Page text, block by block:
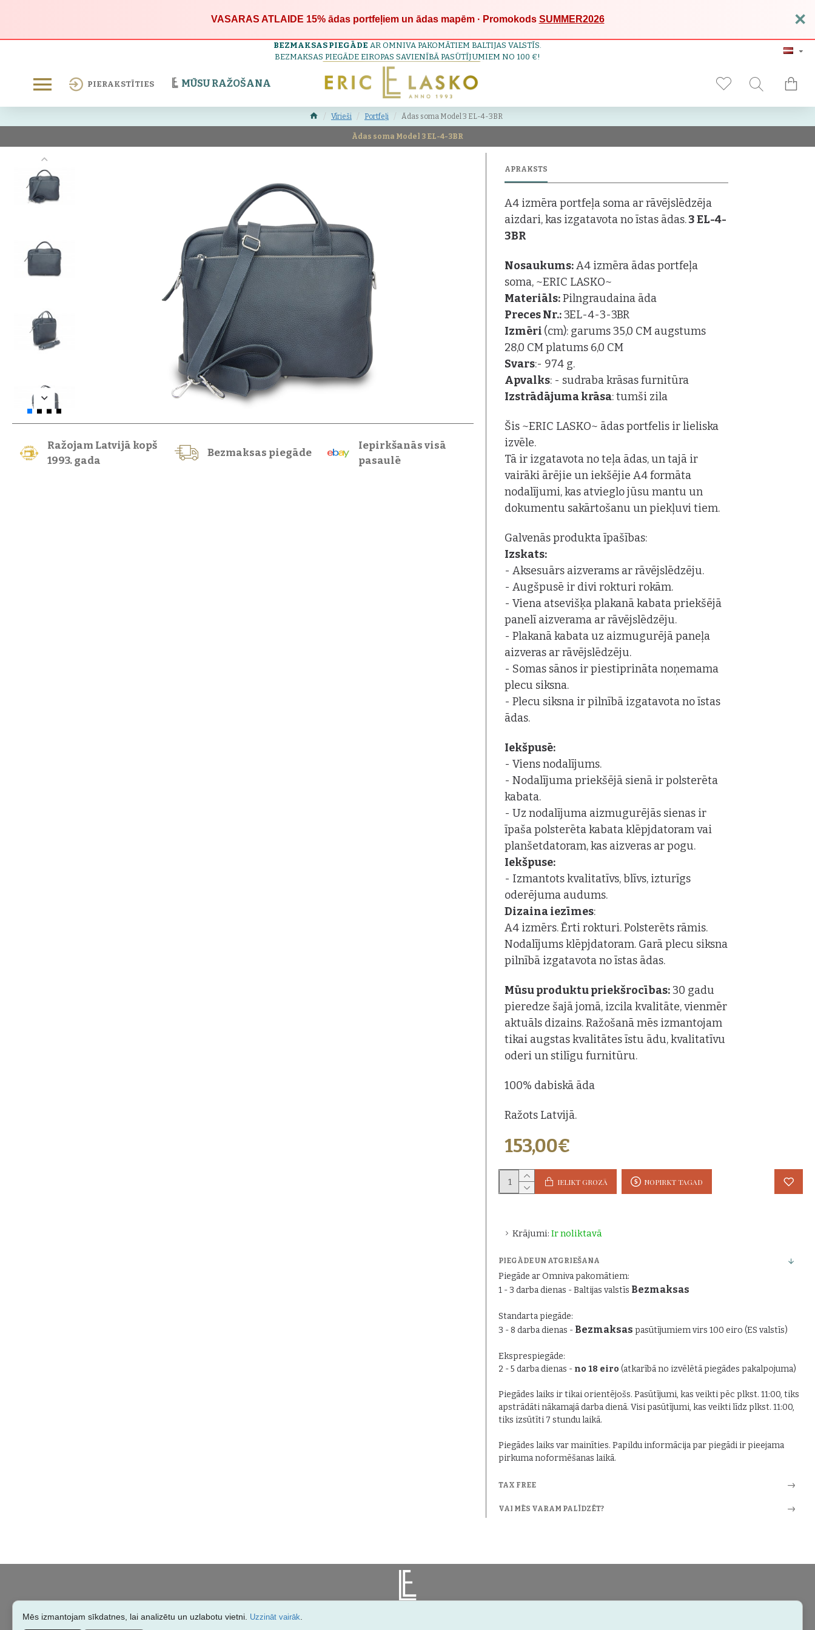
VASARAS ATLAIDE 15%ādas portfeļiem un ādas mapēm · Promokods SUMMER2026 ×
BEZMAKSAS PIEGĀDE AR OMNIVA PAKOMĀTIEM BALTIJAS VALSTĪS.
BEZMAKSAS PIEGĀDE EIROPAS SAVIENĪBĀ PASŪTĪJUMIEM NO 100 €!
PIERAKSTĪTIES MŪSU RAŽOŠANA
Vīrieši Portfeļi Ādas soma Model 3 EL-4-3BR
Ādas soma Model 3 EL-4-3BR
Ražojam Latvijā kopš
1993. gada
Bezmaksas piegāde
Iepirkšanās visā
pasaulē
APRAKSTS
A4 izmēra portfeļa soma ar rāvējslēdzēja
aizdari, kas izgatavota no īstas ādas.3 EL-4-
3BR
Nosaukums:A4 izmēra ādas portfeļa
soma, ~ERIC LASKO~
Materiāls:Pilngraudaina āda
Preces Nr.:3EL-4-3-3BR
Izmēri (cm): garums 35,0 CM augstums
28,0 CM platums 6,0 CM
Svars:- 974 g.
Apvalks: - sudraba krāsas furnitūra
Izstrādājuma krāsa: tumši zila
Šis ~ERIC LASKO~ ādas portfelis ir lieliska
izvēle.
Tā ir izgatavota no teļa ādas, un tajā ir
vairāki ārējie un iekšējie A4 formāta
nodalījumi, kas atvieglo jūsu mantu un
dokumentu sakārtošanu un piekļuvi tiem.
Galvenās produkta īpašības:
Izskats:
- Aksesuārs aizverams ar rāvējslēdzēju.
- Augšpusē ir divi rokturi rokām.
- Viena atsevišķa plakanā kabata priekšējā
panelī aizverama ar rāvējslēdzēju.
- Plakanā kabata uz aizmugurējā paneļa
aizveras ar rāvējslēdzēju.
- Somas sānos ir piestiprināta noņemama
plecu siksna.
- Plecu siksna ir pilnībā izgatavota no īstas
ādas.
Iekšpusē:
- Viens nodalījums.
- Nodalījuma priekšējā sienā ir polsterēta
kabata.
- Uz nodalījuma aizmugurējās sienas ir
īpaša polsterēta kabata klēpjdatoram vai
planšetdatoram, kas aizveras ar pogu.
Iekšpuse:
- Izmantots kvalitatīvs, blīvs, izturīgs
oderējuma audums.
Dizaina iezīmes:
A4 izmērs. Ērti rokturi. Polsterēts rāmis.
Nodalījums klēpjdatoram. Garā plecu siksna
pilnībā izgatavota no īstas ādas.
Mūsu produktu priekšrocības:30 gadu
pieredze šajā jomā, izcila kvalitāte, vienmēr
aktuāls dizains. Ražošanā mēs izmantojam
tikai augstas kvalitātes īstu ādu, kvalitatīvu
oderi un stilīgu furnitūru.
100% dabiskā āda
Ražots Latvijā.
Krājumi: Ir noliktavā
153,00€
IELIKT GROZĀ NOPIRKT TAGAD
PIEGĀDE UN ATGRIEŠANA
Piegāde ar Omniva pakomātiem:
1 - 3 darba dienas - Baltijas valstīs Bezmaksas
Standarta piegāde:
3 - 8 darba dienas - Bezmaksas pasūtījumiem virs 100 eiro (ES valstīs)
Eksprespiegāde:
2 - 5 darba dienas - no 18 eiro (atkarībā no izvēlētā piegādes pakalpojuma)
Piegādes laiks ir tikai orientējošs. Pasūtījumi, kas veikti pēc plkst. 11:00, tiks
apstrādāti nākamajā darba dienā. Visi pasūtījumi, kas veikti līdz plkst. 11:00,
tiks izsūtīti 7 stundu laikā.
Piegādes laiks var mainīties. Papildu informācija par piegādi ir pieejama
pirkuma noformēšanas laikā.
TAX FREE
VAI MĒS VARAM PALĪDZĒT?
Mēs izmantojam sīkdatnes, lai analizētu un uzlabotu vietni. Uzzināt vairāk